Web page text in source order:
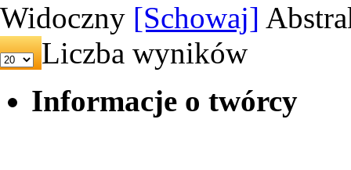
Widoczny [Schowaj]
Liczba wyników
Informacje o twórcy